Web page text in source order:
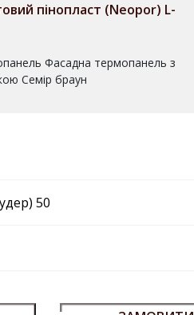
пінопласт (Neopor) L-
50